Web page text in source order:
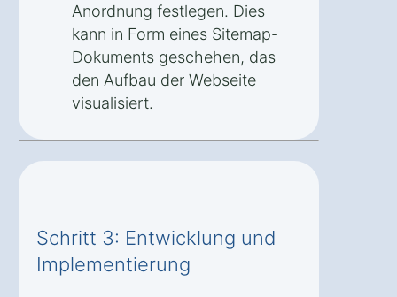
Anordnung festlegen. Dies
kann in Form eines Sitemap-
Dokuments geschehen, das
den Aufbau der Webseite
visualisiert.
Schritt 3: Entwicklung und
Implementierung